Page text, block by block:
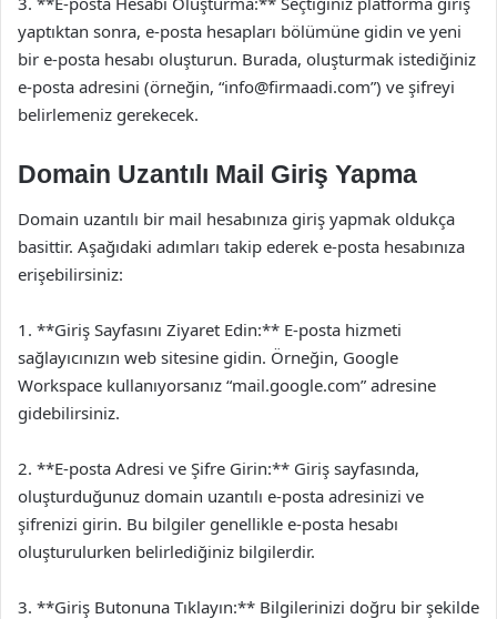
yaptıktan sonra, e-posta hesapları bölümüne gidin ve yeni
bir e-posta hesabı oluşturun. Burada, oluşturmak istediğiniz
e-posta adresini (örneğin, “info@firmaadi.com”) ve şifreyi
belirlemeniz gerekecek.
Domain Uzantılı Mail Giriş Yapma
Domain uzantılı bir mail hesabınıza giriş yapmak oldukça
basittir. Aşağıdaki adımları takip ederek e-posta hesabınıza
erişebilirsiniz:
1. **Giriş Sayfasını Ziyaret Edin:** E-posta hizmeti
sağlayıcınızın web sitesine gidin. Örneğin, Google
Workspace kullanıyorsanız “mail.google.com” adresine
gidebilirsiniz.
2. **E-posta Adresi ve Şifre Girin:** Giriş sayfasında,
oluşturduğunuz domain uzantılı e-posta adresinizi ve
şifrenizi girin. Bu bilgiler genellikle e-posta hesabı
oluşturulurken belirlediğiniz bilgilerdir.
3. **Giriş Butonuna Tıklayın:** Bilgilerinizi doğru bir şekilde